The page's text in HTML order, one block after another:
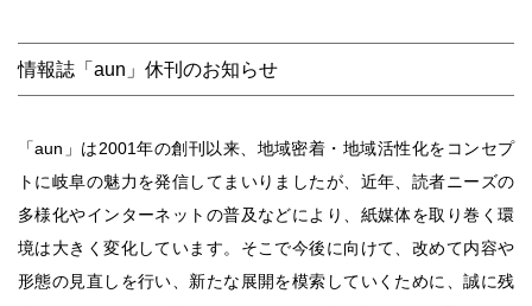
情報誌「aun」休刊のお知らせ
「aun」は2001年の創刊以来、地域密着・地域活性化をコンセプ
トに岐阜の魅力を発信してまいりましたが、近年、読者ニーズの
多様化やインターネットの普及などにより、紙媒体を取り巻く環
境は大きく変化しています。そこで今後に向けて、改めて内容や
形態の見直しを行い、新たな展開を模索していくために、誠に残